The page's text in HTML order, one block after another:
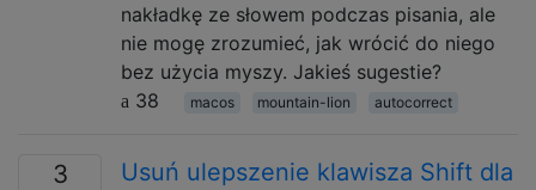
nakładkę ze słowem podczas pisania, ale
nie mogę zrozumieć, jak wrócić do niego
bez użycia myszy. Jakieś sugestie?
38
macos mountain-lion autocorrect
3
Usuń ulepszenie klawisza Shift dla